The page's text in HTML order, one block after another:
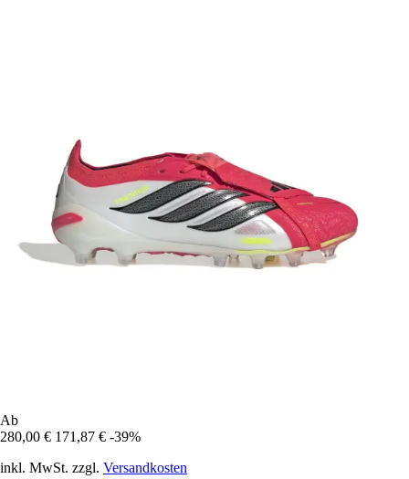
Ab
280,00 € 171,87 € -39%
inkl. MwSt. zzgl. Versandkosten